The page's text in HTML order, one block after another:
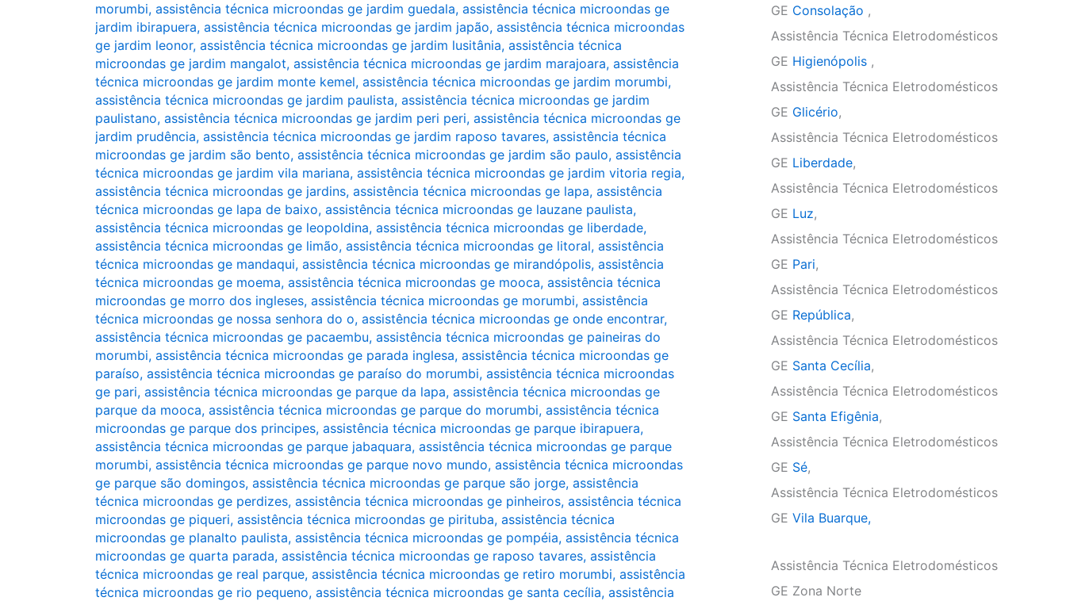
morumbi, assistência técnica microondas ge jardim guedala, assistência técnica microondas ge
jardim ibirapuera, assistência técnica microondas ge jardim japão, assistência técnica microondas
ge jardim leonor, assistência técnica microondas ge jardim lusitânia, assistência técnica
microondas ge jardim mangalot, assistência técnica microondas ge jardim marajoara, assistência
técnica microondas ge jardim monte kemel, assistência técnica microondas ge jardim morumbi,
assistência técnica microondas ge jardim paulista, assistência técnica microondas ge jardim
paulistano, assistência técnica microondas ge jardim peri peri, assistência técnica microondas ge
jardim prudência, assistência técnica microondas ge jardim raposo tavares, assistência técnica
microondas ge jardim são bento, assistência técnica microondas ge jardim são paulo, assistência
técnica microondas ge jardim vila mariana, assistência técnica microondas ge jardim vitoria regia,
assistência técnica microondas ge jardins, assistência técnica microondas ge lapa, assistência
técnica microondas ge lapa de baixo, assistência técnica microondas ge lauzane paulista,
assistência técnica microondas ge leopoldina, assistência técnica microondas ge liberdade,
assistência técnica microondas ge limão, assistência técnica microondas ge litoral, assistência
técnica microondas ge mandaqui, assistência técnica microondas ge mirandópolis, assistência
técnica microondas ge moema, assistência técnica microondas ge mooca, assistência técnica
microondas ge morro dos ingleses, assistência técnica microondas ge morumbi, assistência
técnica microondas ge nossa senhora do o, assistência técnica microondas ge onde encontrar,
assistência técnica microondas ge pacaembu, assistência técnica microondas ge paineiras do
morumbi, assistência técnica microondas ge parada inglesa, assistência técnica microondas ge
paraíso, assistência técnica microondas ge paraíso do morumbi, assistência técnica microondas
ge pari, assistência técnica microondas ge parque da lapa, assistência técnica microondas ge
parque da mooca, assistência técnica microondas ge parque do morumbi, assistência técnica
microondas ge parque dos principes, assistência técnica microondas ge parque ibirapuera,
assistência técnica microondas ge parque jabaquara, assistência técnica microondas ge parque
morumbi, assistência técnica microondas ge parque novo mundo, assistência técnica microondas
ge parque são domingos, assistência técnica microondas ge parque são jorge, assistência
técnica microondas ge perdizes, assistência técnica microondas ge pinheiros, assistência técnica
microondas ge piqueri, assistência técnica microondas ge pirituba, assistência técnica
microondas ge planalto paulista, assistência técnica microondas ge pompéia, assistência técnica
microondas ge quarta parada, assistência técnica microondas ge raposo tavares, assistência
técnica microondas ge real parque, assistência técnica microondas ge retiro morumbi, assistência
técnica microondas ge rio pequeno, assistência técnica microondas ge santa cecília, assistência
GE Consolação ,
Assistência Técnica Eletrodomésticos
GE Higienópolis ,
Assistência Técnica Eletrodomésticos
GE Glicério,
Assistência Técnica Eletrodomésticos
GE Liberdade,
Assistência Técnica Eletrodomésticos
GE Luz,
Assistência Técnica Eletrodomésticos
GE Pari,
Assistência Técnica Eletrodomésticos
GE República,
Assistência Técnica Eletrodomésticos
GE Santa Cecília,
Assistência Técnica Eletrodomésticos
GE Santa Efigênia,
Assistência Técnica Eletrodomésticos
GE Sé,
Assistência Técnica Eletrodomésticos
GE Vila Buarque,
Assistência Técnica Eletrodomésticos
GE Zona Norte